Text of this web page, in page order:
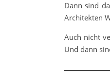
Dann sind
Architekten
Auch nicht
Und dann